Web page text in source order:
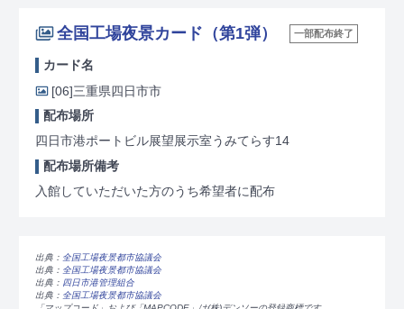
全国工場夜景カード（第1弾） 一部配布終了
カード名
[06]三重県四日市市
配布場所
四日市港ポートビル展望展示室うみてらす14
配布場所備考
入館していただいた方のうち希望者に配布
出典： 全国工場夜景都市協議会
出典： 全国工場夜景都市協議会
出典： 四日市港管理組合
出典： 全国工場夜景都市協議会